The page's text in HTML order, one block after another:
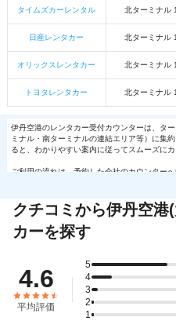
タイムズカーレンタル 北ターミナル
日産レンタカー 北ターミナル
オリックスレンタカー 北ターミナル
トヨタレンタカー 北ターミナル
伊丹空港のレンタカー受付カウンターは、タ
ミナル・南ターミナルの連結エリア等）に集
ると、わかりやすい案内に従ってスムーズに
ご利用の流れは、予約した会社のカウンター
転免許証を提示して受付を行います。手続き
店舗で車両の傷チェックと鍵の受取を済ませ
ます。案内も非常に滑らかなため、初めての
クチコミから伊丹空港
カーを探す
4.6
平均評価
5
4
3
2
1